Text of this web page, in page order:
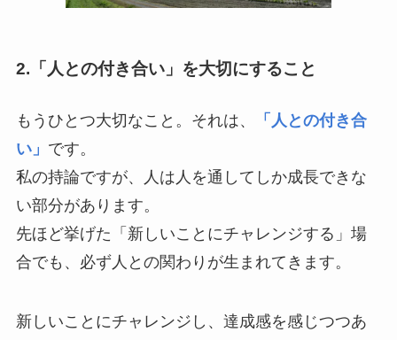
2.「人との付き合い」を大切にすること
もうひとつ大切なこと。それは、
「人との付き合
い」 です。
私の持論ですが、人は人を通してしか成長できな
い部分があります。
先ほど挙げた「新しいことにチャレンジする」場
合でも、必ず人との関わりが生まれてきます。
新しいことにチャレンジし、達成感を感じつつあ